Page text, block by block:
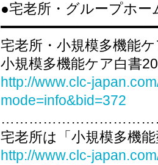
●宅老所・グループホ
宅老所・小規模多機能
小規模多機能ケア白書
http://www.clc-
mode=info&bid=372
宅老所は「小規模多機
http://www.clc-